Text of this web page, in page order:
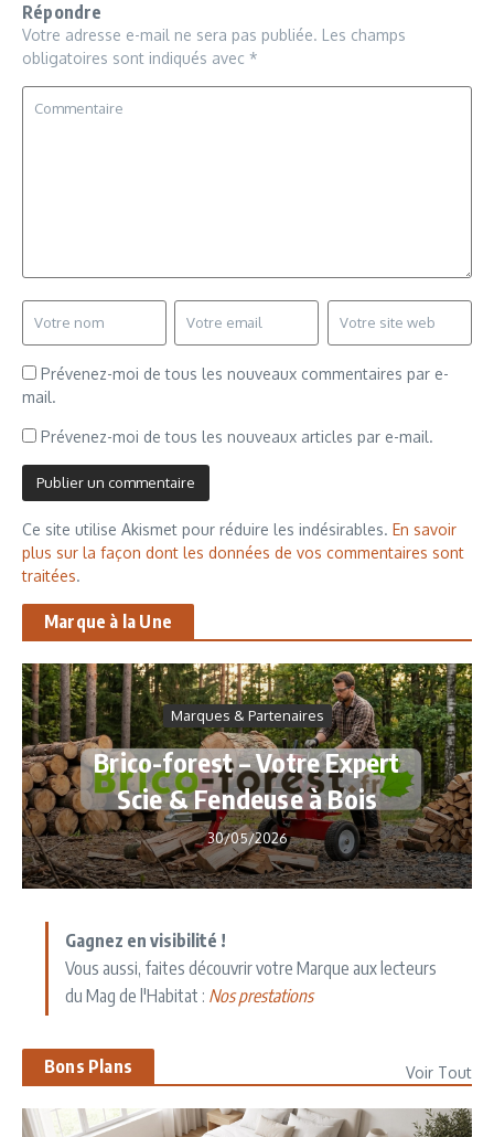
Répondre
Votre adresse e-mail ne sera pas publiée. Les champs
obligatoires sont indiqués avec *
Prévenez-moi de tous les nouveaux commentaires par e-
mail.
Prévenez-moi de tous les nouveaux articles par e-mail.
Ce site utilise Akismet pour réduire les indésirables. En savoir
plus sur la façon dont les données de vos commentaires sont
traitées.
Marque à la Une
Marques & Partenaires
Brico-forest – Votre Expert
Scie & Fendeuse à Bois
30/05/2026
Gagnez en visibilité !
Vous aussi, faites découvrir votre Marque aux lecteurs
du Mag de l'Habitat : Nos prestations
Bons Plans Voir Tout